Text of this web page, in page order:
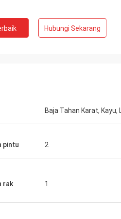
untuk
Hubungi Sekarang
Baja Tahan Karat, Kayu,
pintu 2
rak 1